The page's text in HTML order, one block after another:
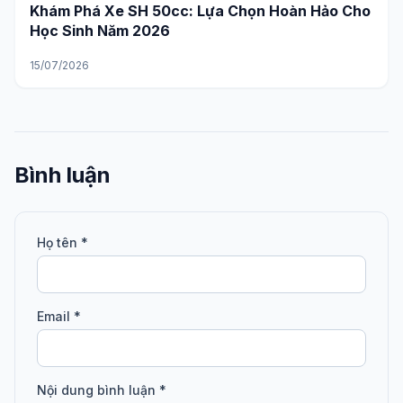
Khám Phá Xe SH 50cc: Lựa Chọn Hoàn Hảo Cho
Học Sinh Năm 2026
15/07/2026
Bình luận
Họ tên *
Email *
Nội dung bình luận *